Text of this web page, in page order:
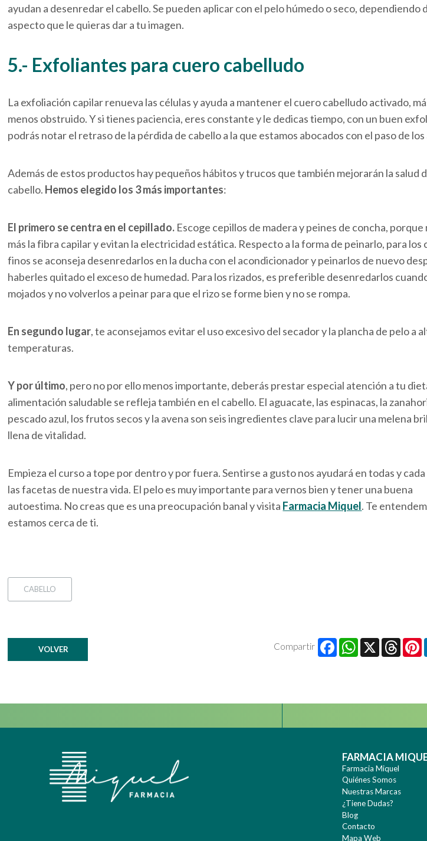
ayudan a desenredar el cabello. Se pueden aplicar con el pelo húmedo o seco, dependiendo
aspecto que le quieras dar a tu imagen.
5.- Exfoliantes para cuero cabelludo
La exfoliación capilar renueva las células y ayuda a mantener el cuero cabelludo activado,
menos obstruido. Y si tienes paciencia, eres constante y le dedicas tiempo, con un buen
podrás notar el retraso de la pérdida de cabello a la que estamos abocados con el paso de los
Además de estos productos hay pequeños hábitos y trucos que también mejorarán la salud
cabello. Hemos elegido los 3 más importantes:
El primero se centra en el cepillado. Escoge cepillos de madera y peines de concha,
más la fibra capilar y evitan la electricidad estática. Respecto a la forma de peinarlo, para los
finos se aconseja desenredarlos en la ducha con el acondicionador y peinarlos de nuevo
haberles quitado el exceso de humedad. Para los rizados, es preferible desenredarlos
mojados y no volverlos a peinar para que el rizo se forme bien y no se rompa.
En segundo lugar, te aconsejamos evitar el uso excesivo del secador y la plancha de pelo a
temperaturas.
Y por último, pero no por ello menos importante, deberás prestar especial atención a tu
alimentación saludable se refleja también en el cabello. El aguacate, las espinacas, la
pescado azul, los frutos secos y la avena son seis ingredientes clave para lucir una melena
llena de vitalidad.
Empieza el curso a tope por dentro y por fuera. Sentirse a gusto nos ayudará en todas y cada
las facetas de nuestra vida. El pelo es muy importante para vernos bien y tener una buena
autoestima. No creas que es una preocupación banal y visita Farmacia Miquel. Te
estamos cerca de ti.
CABELLO
VOLVER Compartir Facebook
X
FARMACIA
Farmacia Miquel
Quiénes Somos
Nuestras Marcas
¿Tiene Dudas?
Blog
Contacto
Mapa Web